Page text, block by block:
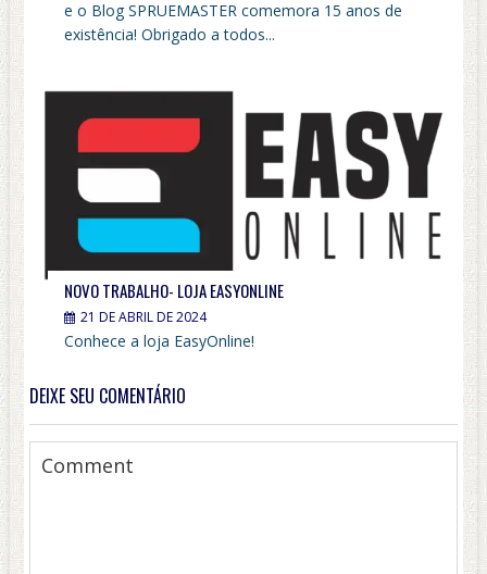
e o Blog SPRUEMASTER comemora 15 anos de
existência! Obrigado a todos...
NOVO TRABALHO- LOJA EASYONLINE
21 DE ABRIL DE 2024
Conhece a loja EasyOnline!
DEIXE SEU COMENTÁRIO